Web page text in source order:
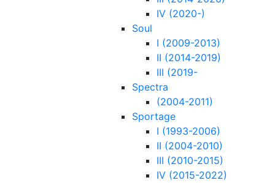
IV (2020-)
Soul
I (2009-2013)
II (2014-2019)
III (2019-
Spectra
(2004-2011)
Sportage
I (1993-2006)
II (2004-2010)
III (2010-2015)
IV (2015-2022)